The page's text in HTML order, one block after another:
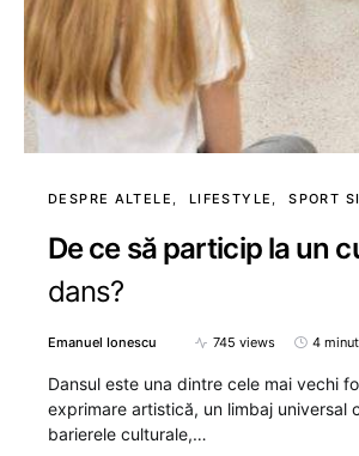
DESPRE ALTELE LIFESTYLE SPORT
De ce să particip la un
dans?
Emanuel Ionescu 745 views 4
Dansul este una dintre cele mai vechi
exprimare artistică, un limbaj universal
barierele culturale,…